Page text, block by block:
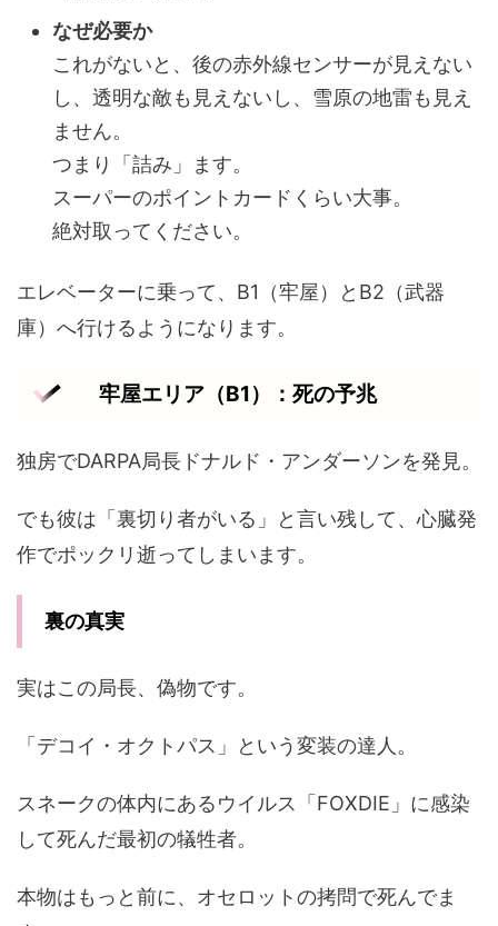
なぜ必要か
これがないと、後の赤外線センサーが見えない
し、透明な敵も見えないし、雪原の地雷も見え
ません。
つまり「詰み」ます。
スーパーのポイントカードくらい大事。
絶対取ってください。
エレベーターに乗って、B1（牢屋）とB2（武器
庫）へ行けるようになります。
牢屋エリア（B1）：死の予兆
独房でDARPA局長ドナルド・アンダーソンを発見。
でも彼は「裏切り者がいる」と言い残して、心臓発
作でポックリ逝ってしまいます。
裏の真実
実はこの局長、偽物です。
「デコイ・オクトパス」という変装の達人。
スネークの体内にあるウイルス「FOXDIE」に感染
して死んだ最初の犠牲者。
本物はもっと前に、オセロットの拷問で死んでま